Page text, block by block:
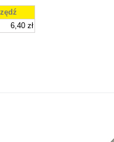
6,40 zł